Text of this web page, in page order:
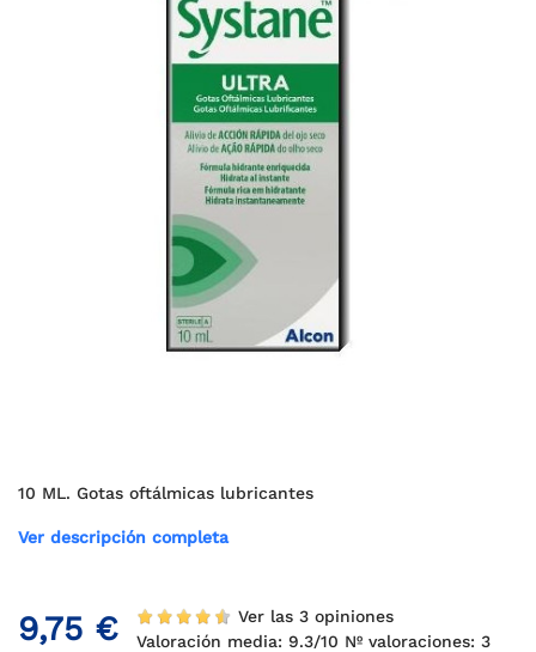
10 ML. Gotas oftálmicas lubricantes
Ver descripción completa
9,75 €
Ver las 3 opiniones
Valoración media: 9.3/10 Nº valoraciones: 3